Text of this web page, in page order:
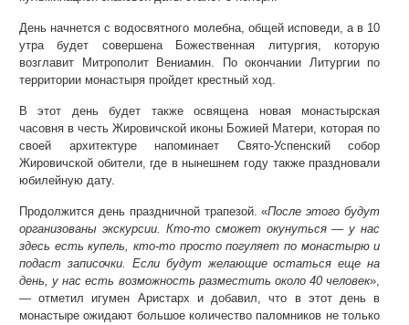
День начнется с водосвятного молебна, общей исповеди, а в 10
утра будет совершена Божественная литургия, которую
возглавит Митрополит Вениамин. По окончании Литургии по
территории монастыря пройдет крестный ход.
В этот день будет также освящена новая монастырская
часовня в честь Жировичской иконы Божией Матери, которая по
своей архитектуре напоминает Свято-Успенский собор
Жировичской обители, где в нынешнем году также праздновали
юбилейную дату.
Продолжится день праздничной трапезой. «После этого будут
организованы экскурсии. Кто-то сможет окунуться — у нас
здесь есть купель, кто-то просто погуляет по монастырю и
подаст записочки. Если будут желающие остаться еще на
день, у нас есть возможность разместить около 40 человек»,
— отметил игумен Аристарх и добавил, что в этот день в
монастыре ожидают большое количество паломников не только